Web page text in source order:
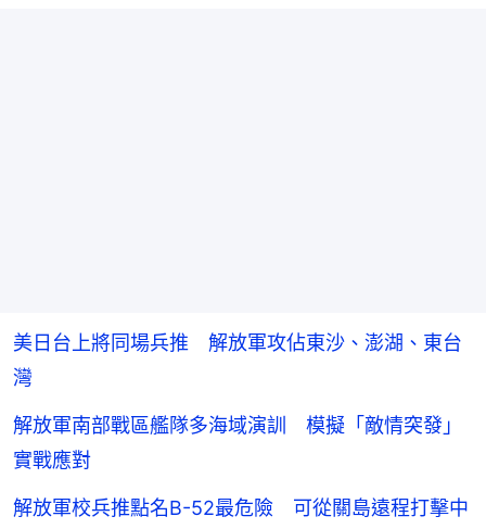
美日台上將同場兵推 解放軍攻佔東沙、澎湖、東台
灣
解放軍南部戰區艦隊多海域演訓 模擬「敵情突發」
實戰應對
解放軍校兵推點名B-52最危險 可從關島遠程打擊中